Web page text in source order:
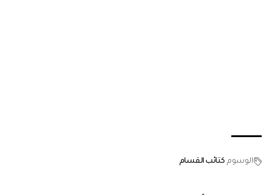
الوسوم كتائب القسام